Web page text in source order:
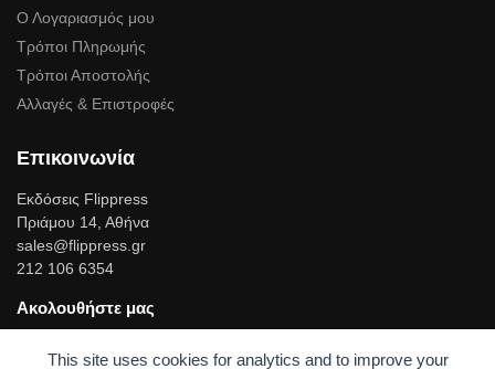
This site uses cookies for analytics and to improve your
Ο Λογαριασμός μου
Τρόποι Πληρωμής
Τρόποι Αποστολής
Αλλαγές & Επιστροφές
Επικοινωνία
Εκδόσεις Flippress
Πριάμου 14, Αθήνα
sales@flippress.gr
212 106 6354
Ακολουθήστε μας